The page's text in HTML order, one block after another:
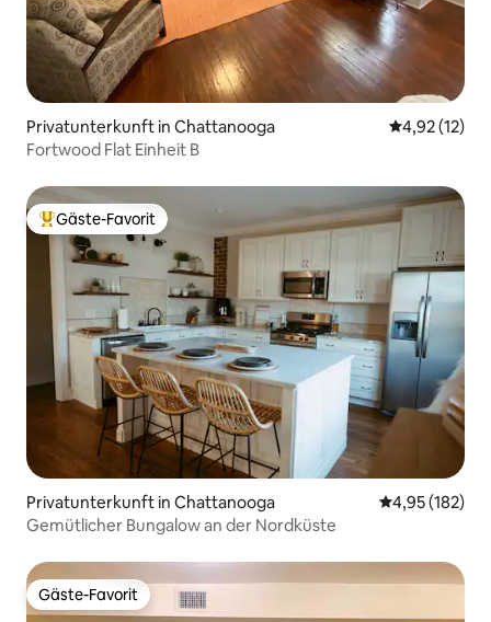
Privatunterkunft in Chattanooga
4,92 (12)
Fortwood Flat Einheit B
Beliebter Gäste-Favorit.
Gäste-Favorit
Privatunterkunft in Chattanooga
4,95 (182)
Gemütlicher Bungalow an der Nordküste
Gäste-Favorit
Gäste-Favorit